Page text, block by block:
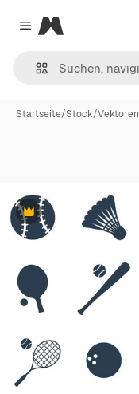
Close menu
Magnific
Startseite/Stock/Vektoren
Premium